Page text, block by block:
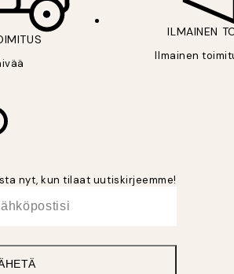
ILMAINEN
Ilmainen
nyt, kun tilaat uutiskirjeemme!